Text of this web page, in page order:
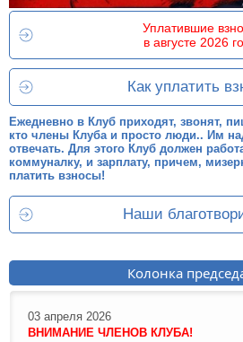
Уплатившие
в августе 2026
Как уплатить
Ежедневно в Клуб приходят, звонят,
кто члены Клуба и просто люди.. Им
отвечать. Для этого Клуб должен
коммуналку, и зарплату, причем,
платить взносы!
Наши
Колонка
03 апреля 2026
ВНИМАНИЕ ЧЛЕНОВ КЛУБА!